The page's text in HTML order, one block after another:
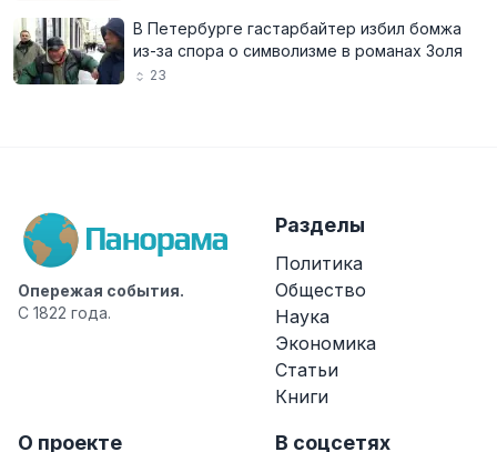
В Петербурге гастарбайтер избил бомжа
из-за спора о символизме в романах Золя
23
Опережая события.
С 1822 года.
Разделы
Политика
Общество
Наука
Экономика
Статьи
Книги
О проекте В соцсетях